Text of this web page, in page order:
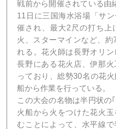
戦前から開催されている由
11日に三国海水浴場「サ
催され、最大2尺の打ち上
火、スターマインなど、
れる。花火師は長野オリ
長野にある花火店、伊那
っており、総勢30名の花
船から作業を行っている。
この大会の名物は半円状の
火船から火をつけた花火
むことによって、水平線